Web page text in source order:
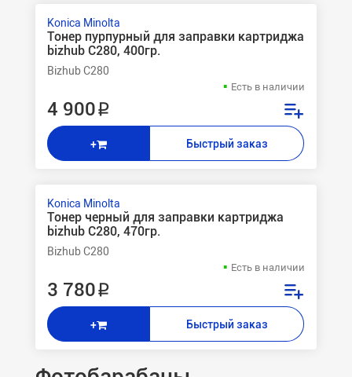
Konica Minolta
Тонер пурпурный для заправки картриджа
bizhub С280, 400гр.
Bizhub C280
Есть в наличии
4 900 ₽
+ Быстрый заказ
Konica Minolta
Тонер черный для заправки картриджа
bizhub C280, 470гр.
Bizhub C280
Есть в наличии
3 780 ₽
+ Быстрый заказ